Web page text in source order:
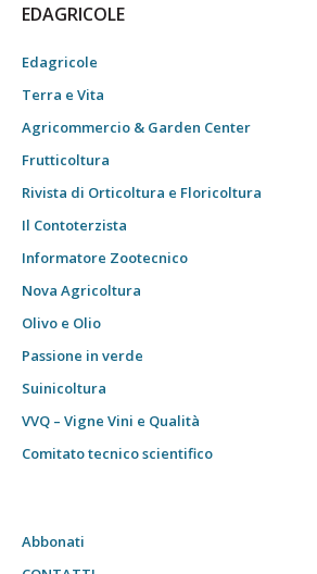
EDAGRICOLE
Edagricole
Terra e Vita
Agricommercio & Garden Center
Frutticoltura
Rivista di Orticoltura e Floricoltura
Il Contoterzista
Informatore Zootecnico
Nova Agricoltura
Olivo e Olio
Passione in verde
Suinicoltura
VVQ – Vigne Vini e Qualità
Comitato tecnico scientifico
Abbonati